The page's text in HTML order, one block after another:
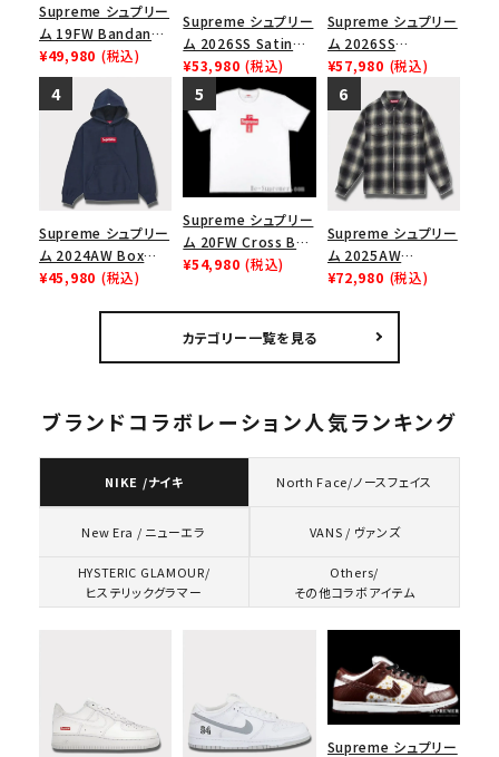
Supreme シュプリー
ム 19FW Bandana
Box Logo Tee バン
ダナボックスロゴTシ
ャツ ホワイト
¥49,980 (税込)
Supreme シュプリー
ム 2026SS Satin
Applique Hooded
Sweatshirt サテン
アップリケ フーデッド
スウェットパーカー ブ
¥53,980 (税込)
Supreme シュプリー
ム 2026SS
Ghostface Arc
Hooded
Sweatshirt ゴー
ストフェイス アークフ
ーデッドスウェット パ
ーカー アッシュグレ
ー
¥57,980 (税込)
Supreme シュプリー
ム 2024AW Box
Logo Hooded
¥45,980 (税込)
Supreme シュプリー
ム 20FW Cross Box
Logo Tee クロスボ
ワイト
¥54,980 (税込)
Supreme シュプリー
ム 2025AW
Studded Shadow
イド ジップアップシャ
ツ ブラック
¥72,980 (税込)
カテゴリー一覧を見る
ブランドコラボレーション人気ランキング
NIKE /ナイキ North Face/ノースフェイス
New Era / ニューエラ VANS / ヴァンズ
HYSTERIC GLAMOUR/
ヒステリックグラマー
Others/
その他コラボアイテム
Supreme シュプリー